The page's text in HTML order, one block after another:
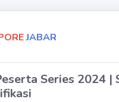
JABAR
Series 2024 |